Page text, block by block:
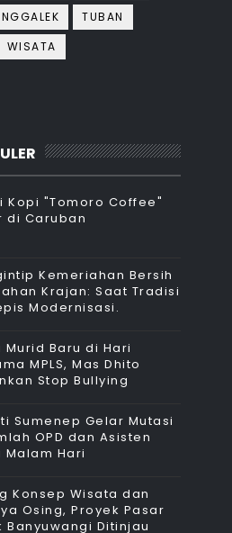
TUBAN
WISATA
Kopi "Tomoro Coffee"
di Caruban
Kemeriahan Bersih
Krajan: Saat Tradisi
Modernisasi.
Murid Baru di Hari
MPLS, Mas Dhito
Stop Bullying
Sumenep Gelar Mutasi
OPD dan Asisten
Malam Hari
Konsep Wisata dan
Osing, Proyek Pasar
Banyuwangi Ditinjau